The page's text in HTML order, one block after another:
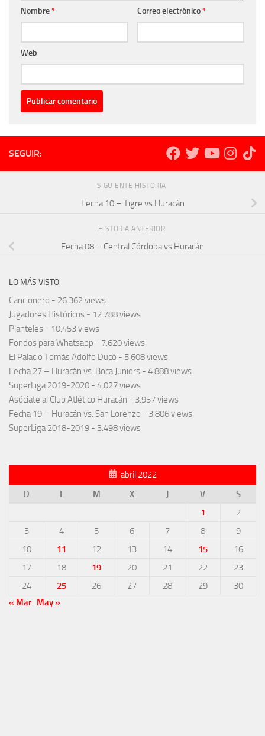
Nombre* Correo electrónico*
Web
SEGUIR:
SIGUIENTE HISTORIA
Fecha 10 – Tigre vs Huracán
HISTORIA ANTERIOR
Fecha 08 – Central Córdoba vs Huracán
LO MÁS VISTO
Cancionero - 26.362 views
Jugadores Históricos - 12.788 views
Planteles - 10.453 views
Fondos para Whatsapp - 7.620 views
El Palacio Tomás Adolfo Ducó - 5.608 views
Fecha 27 – Huracán vs. Boca Juniors - 4.888 views
SuperLiga 2019-2020 - 4.027 views
Asóciate al Club Atlético Huracán - 3.957 views
Fecha 19 – Huracán vs. San Lorenzo - 3.806 views
SuperLiga 2018-2019 - 3.498 views
abril 2022
D
L M X J V
S
1
2
3
4 5 6 7 8
9
10
11 12 13 14 15
16
17
18 19 20 21 22
23
24
25 26 27 28 29
30
« Mar May »